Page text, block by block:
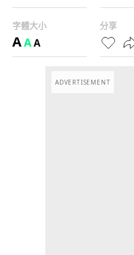
字體大小
AAA
分享
ADVERTISEMENT